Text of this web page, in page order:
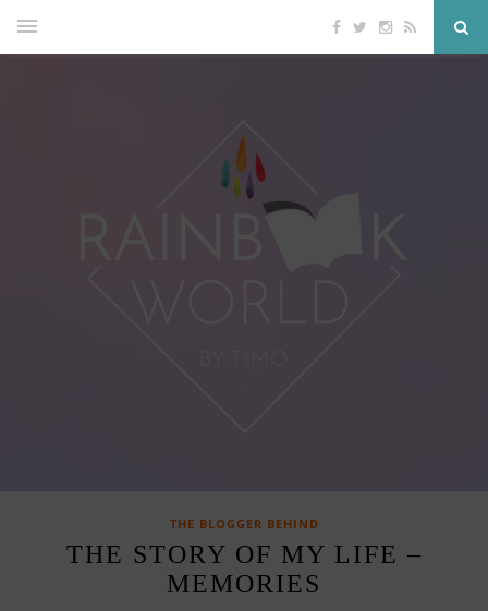
THE BLOGGER BEHIND
THE STORY OF MY LIFE –
MEMORIES